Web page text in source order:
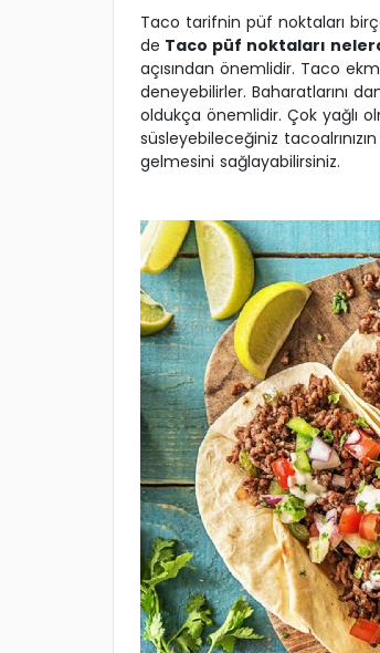
Taco tarifnin püf noktaları
de Taco püf noktaları
açısından önemlidir. Taco
deneyebilirler. Baharatlarını
oldukça önemlidir. Çok yağlı
süsleyebileceğiniz
gelmesini sağlayabilirsiniz.